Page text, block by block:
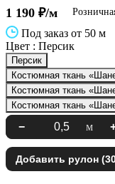
1 190 ₽/м
Под заказ от 50 м
Цвет : Персик
Персик
Костюмная ткань
Костюмная ткань
Костюмная ткань
− м
Добавить рулон